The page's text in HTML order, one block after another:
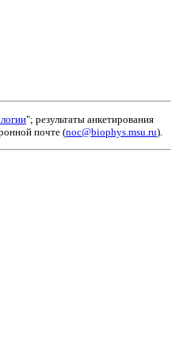
"; результаты анкетирования
почте (noc@biophys.msu.ru).